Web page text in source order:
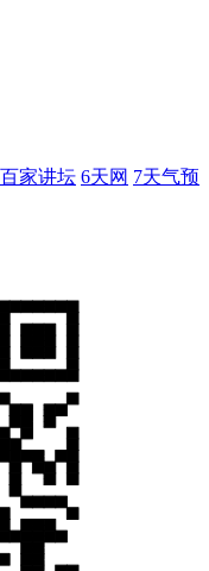
百家讲坛 6天网 7天气预